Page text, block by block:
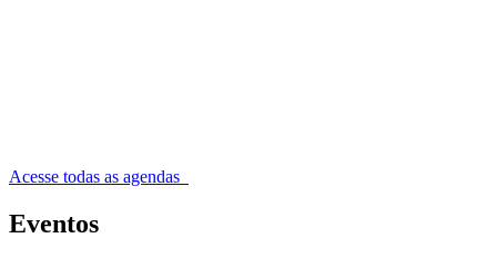
Acesse todas as agendas
Eventos